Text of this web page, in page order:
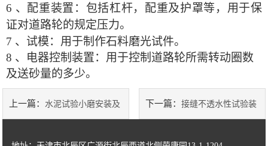
6 、配重装置：包括杠杆，配重及护罩等，用于保
证对道路轮的规定压力。
7 、试模：用于制作石料磨光试件。
8 、电器控制装置：用于控制道路轮所需转动圈数
及送砂量的多少。
上一篇： 水泥试验小磨安装及 下一篇： 接缝不透水性试验装